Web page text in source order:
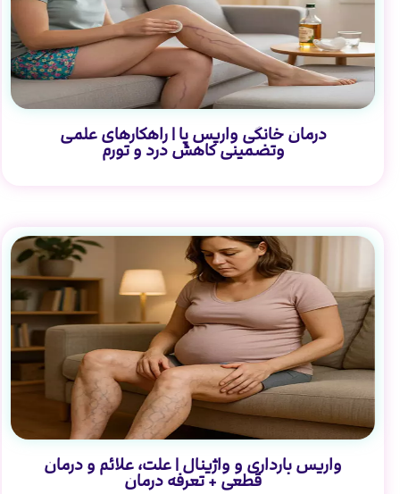
درمان خانگی واریس پا | راهکارهای علمی
وتضمینی کاهش درد و تورم
واریس بارداری و واژینال | علت، علائم و درمان
قطعی + تعرفه درمان